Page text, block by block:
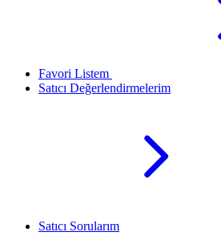
Favori Listem
Satıcı Değerlendirmelerim
Satıcı Sorularım